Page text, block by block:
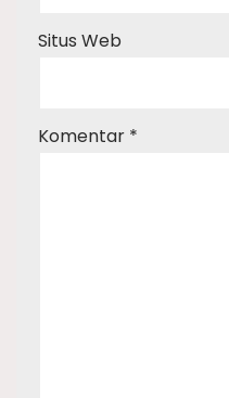
Situs Web
Komentar *